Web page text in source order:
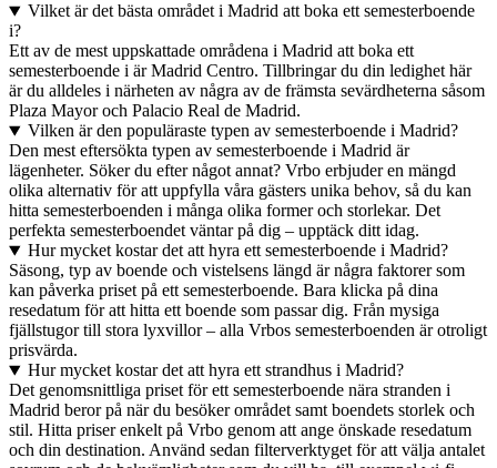
Vilket är det bästa området i Madrid att boka ett semesterboende
i?
Ett av de mest uppskattade områdena i Madrid att boka ett
semesterboende i är Madrid Centro. Tillbringar du din ledighet här
är du alldeles i närheten av några av de främsta sevärdheterna såsom
Plaza Mayor och Palacio Real de Madrid.
Vilken är den populäraste typen av semesterboende i Madrid?
Den mest eftersökta typen av semesterboende i Madrid är
lägenheter. Söker du efter något annat? Vrbo erbjuder en mängd
olika alternativ för att uppfylla våra gästers unika behov, så du kan
hitta semesterboenden i många olika former och storlekar. Det
perfekta semesterboendet väntar på dig – upptäck ditt idag.
Hur mycket kostar det att hyra ett semesterboende i Madrid?
Säsong, typ av boende och vistelsens längd är några faktorer som
kan påverka priset på ett semesterboende. Bara klicka på dina
resedatum för att hitta ett boende som passar dig. Från mysiga
fjällstugor till stora lyxvillor – alla Vrbos semesterboenden är otroligt
prisvärda.
Hur mycket kostar det att hyra ett strandhus i Madrid?
Det genomsnittliga priset för ett semesterboende nära stranden i
Madrid beror på när du besöker området samt boendets storlek och
stil. Hitta priser enkelt på Vrbo genom att ange önskade resedatum
och din destination. Använd sedan filterverktyget för att välja antalet